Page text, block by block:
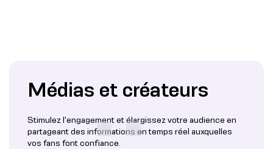
Médias et créateurs
Stimulez l'engagement et élargissez votre audience en
partageant des informations en temps réel auxquelles
vos fans font confiance.